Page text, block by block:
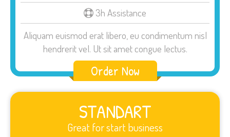
3h Assistance
Aliquam euismod erat libero, eu condimentum nisl
hendrerit vel. Ut sit amet congue lectus.
Order Now
STANDART
Great for start business